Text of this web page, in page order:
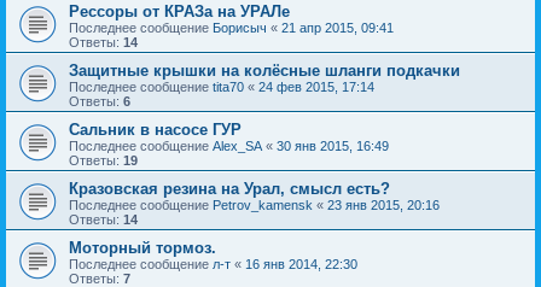
Рессоры от КРАЗа на УРАЛе
Последнее сообщение Борисыч « 21 апр 2015, 09:41
Ответы: 14
Защитные крышки на колёсные шланги подкачки
Последнее сообщение tita70 « 24 фев 2015, 17:14
Ответы: 6
Сальник в насосе ГУР
Последнее сообщение Alex_SA « 30 янв 2015, 16:49
Ответы: 19
Кразовская резина на Урал, смысл есть?
Последнее сообщение Petrov_kamensk « 23 янв 2015, 20:16
Ответы: 14
Моторный тормоз.
Последнее сообщение л-т « 16 янв 2014, 22:30
Ответы: 7